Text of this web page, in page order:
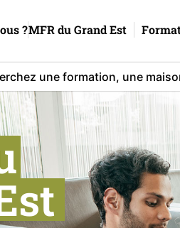
?MFR du Grand Est